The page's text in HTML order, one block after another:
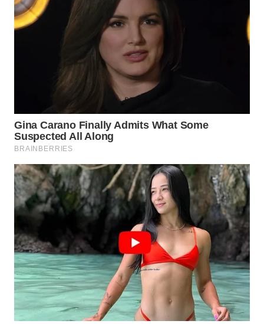
WN
KARAWANG
WN
BEKASI
WN
WN
DEPOK
WN